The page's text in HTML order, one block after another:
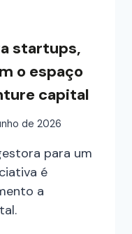
startups,
o espaço
capital
de 2026
para um
é
a